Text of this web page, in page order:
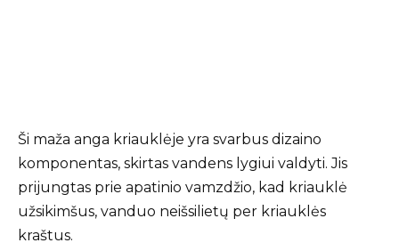
Ši maža anga kriauklėje yra svarbus dizaino
komponentas, skirtas vandens lygiui valdyti. Jis
prijungtas prie apatinio vamzdžio, kad kriauklė
užsikimšus, vanduo neišsilietų per kriauklės
kraštus.